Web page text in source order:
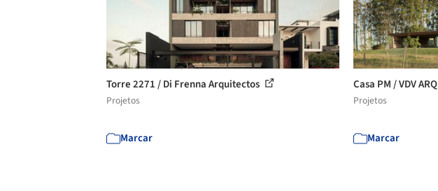
Torre 2271 / Di Frenna Arquitectos
Projetos
Marcar
Casa PM / VDV ARQ
Projetos
Marcar